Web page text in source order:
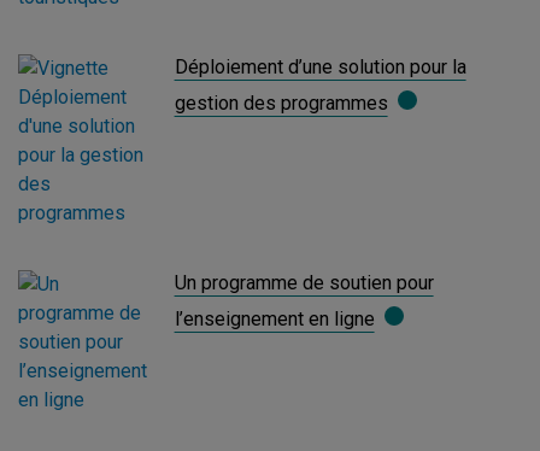
Déploiement d’une solution pour la
gestion des programmes
Un programme de soutien pour
l’enseignement en ligne